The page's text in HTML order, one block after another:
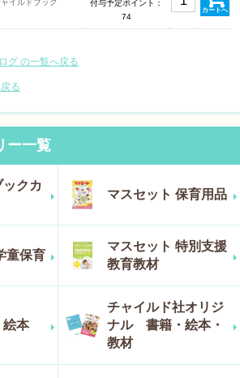
ャイルドブック
付与予定ポイント：
74
カートへ
グ の一覧へ戻る
る
ー一覧
クカ
マスセット 保育用品
童保育
マスセット 特別支援
教育教材
絵本
チャイルド社オリジ
ナル 書籍・絵本・
教材